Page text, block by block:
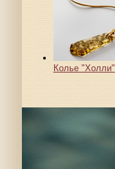
Колье "Холли"